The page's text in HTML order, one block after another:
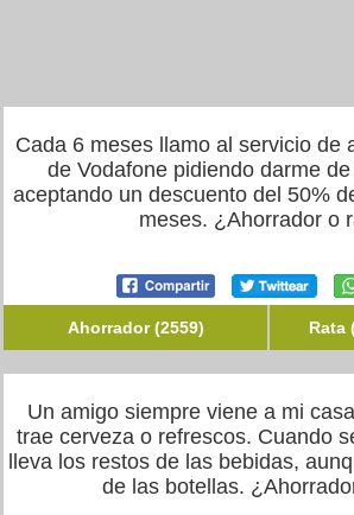
Cada 6 meses llamo al servicio de
de Vodafone pidiendo darme
aceptando un descuento del 50%
meses. ¿Ahorrador o
Ahorrador (2559) Rata
Un amigo siempre viene a mi
trae cerveza o refrescos. Cuando
lleva los restos de las bebidas,
de las botellas.